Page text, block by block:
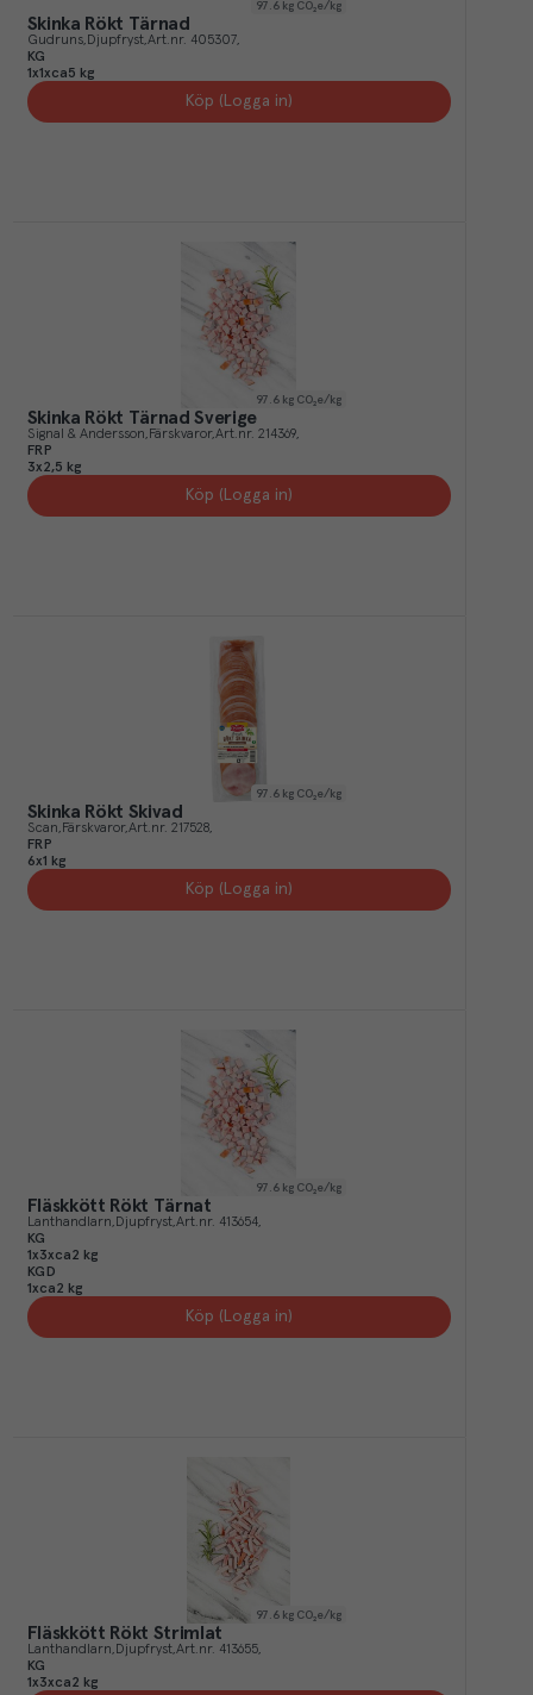
97.6 kg CO₂e/kg
Skinka Rökt Tärnad
Gudruns Djupfryst Art.nr. 405307
KG
1x1xca5 kg
Köp (Logga in)
97.6 kg CO₂e/kg
Skinka Rökt Tärnad Sverige
Signal & Andersson Färskvaror Art.nr. 214369
FRP
3x2,5 kg
Köp (Logga in)
97.6 kg CO₂e/kg
Skinka Rökt Skivad
Scan Färskvaror Art.nr. 217528
FRP
6x1 kg
Köp (Logga in)
97.6 kg CO₂e/kg
Fläskkött Rökt Tärnat
Lanthandlarn Djupfryst Art.nr. 413654
KG
1x3xca2 kg
KGD
1xca2 kg
Köp (Logga in)
97.6 kg CO₂e/kg
Fläskkött Rökt Strimlat
Lanthandlarn Djupfryst Art.nr. 413655
KG
1x3xca2 kg